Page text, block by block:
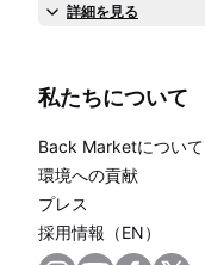
詳細を見る
私たちについて
Back Marketについて
環境への貢献
プレス
採用情報（EN）